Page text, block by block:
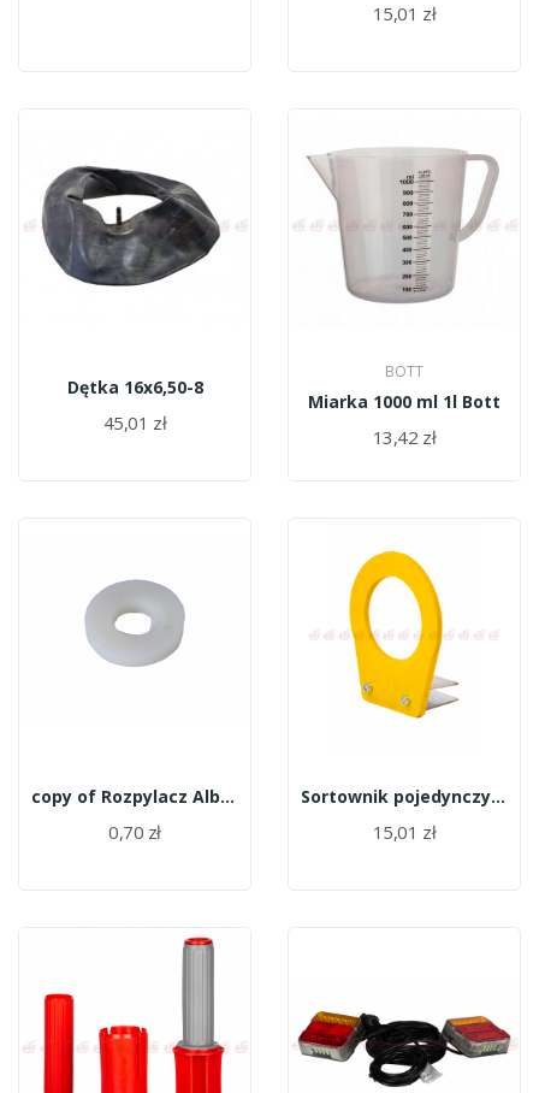
15,01 zł
Dętka 16x6,50-8
45,01 zł
BOTT
Miarka 1000 ml 1l Bott
13,42 zł
copy of Rozpylacz Albuz ATR
0,70 zł
Sortownik pojedynczy (miarka) 6,5 cm
15,01 zł